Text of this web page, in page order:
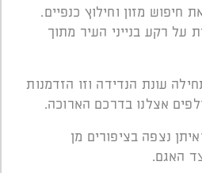
חיפוש מזון וחילוץ כנפיים.
על רקע בנייני העיר מתוך
עונת הנדידה וזו הזדמנות
אצלנו בדרכם הארוכה.
נצפה בציפורים מן
האגם.